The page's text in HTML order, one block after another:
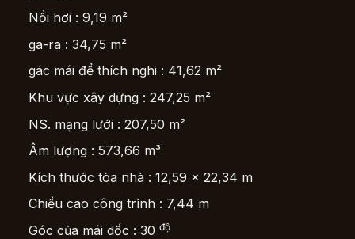
Nồi hơi : 9,19 m²
ga-ra : 34,75 m²
gác mái để thích nghi : 41,62 m²
Khu vực xây dựng : 247,25 m²
NS. mạng lưới : 207,50 m²
Âm lượng : 573,66 m³
Kích thước tòa nhà : 12,59 × 22,34 m
Chiều cao công trình : 7,44 m
Góc của mái dốc : 30 độ